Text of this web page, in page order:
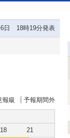
6日 18時19分発表
報級 予報期間外
18
21